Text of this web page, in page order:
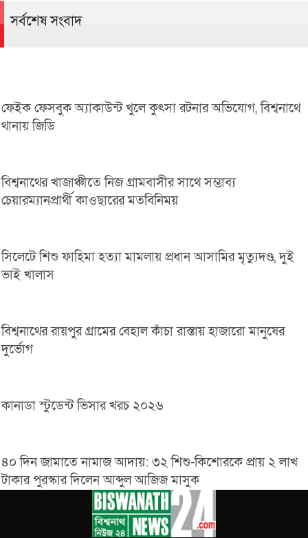
সর্বশেষ সংবাদ
ফেইক ফেসবুক অ্যাকাউন্ট খুলে কুৎসা রটনার অভিযোগ, বিশ্বনাথে
থানায় জিডি
বিশ্বনাথের খাজাঞ্চীতে নিজ গ্রামবাসীর সাথে সম্ভাব্য
চেয়ারম্যানপ্রার্থী কাওছারের মতবিনিময়
সিলেটে শিশু ফাহিমা হত্যা মামলায় প্রধান আসামির মৃত্যুদণ্ড, দুই
ভাই খালাস
বিশ্বনাথের রায়পুর গ্রামের বেহাল কাঁচা রাস্তায় হাজারো মানুষের
দুর্ভোগ
কানাডা স্টুডেন্ট ভিসার খরচ ২০২৬
৪০ দিন জামাতে নামাজ আদায়: ৩২ শিশু-কিশোরকে প্রায় ২ লাখ
টাকার পুরস্কার দিলেন আব্দুল আজিজ মাসুক